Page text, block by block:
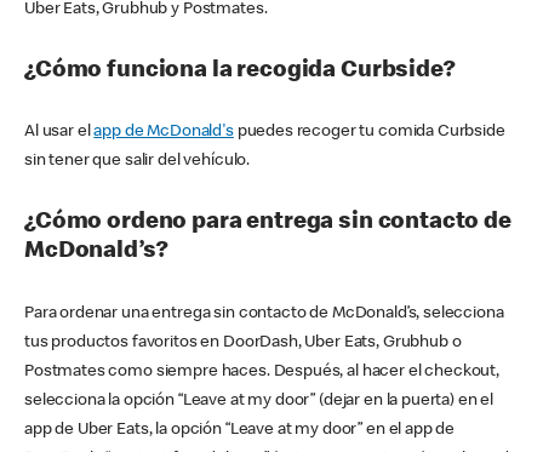
Uber Eats, Grubhub y Postmates.
¿Cómo funciona la recogida Curbside?
Al usar elapp de McDonald'spuedes recoger tu comida Curbside
sin tener que salir del vehículo.
¿Cómo ordeno para entrega sin contacto de
McDonald’s?
Para ordenar una entrega sin contacto de McDonald’s, selecciona
tus productos favoritos en DoorDash, Uber Eats, Grubhub o
Postmates como siempre haces. Después, al hacer el checkout,
selecciona la opción “Leave at my door” (dejar en la puerta) en el
app de Uber Eats, la opción “Leave at my door” en el app de